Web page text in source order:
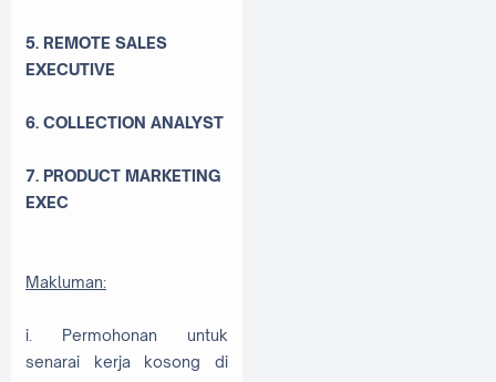
5. REMOTE SALES
EXECUTIVE
6. COLLECTION ANALYST
7. PRODUCT MARKETING
EXEC
Makluman:
i. Permohonan untuk
senarai kerja kosong di